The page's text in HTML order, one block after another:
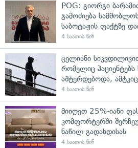
POG: გიორგი
გამოძიება
საბოტაჟის ფაქტზე
4 საათის წინ
ცელიანი
რომელიც პაციენტებს
აშტერდებოდა,
4 საათის წინ
მიიღეთ 25%-იანი
კომფორტერში
ნაწილ გადახდისას
4 საათის წინ